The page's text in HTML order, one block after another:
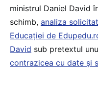
ministrul Daniel David
schimb, analiza
Educației de
David sub pretextul
contrazicea cu date și